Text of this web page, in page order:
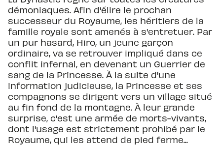
démoniaques. Afin d'élire le prochan
successeur du Royaume, les héritiers de la
famille royale sont amenés à s'entretuer. Par
un pur hasard, Hiro, un jeune garçon
ordinaire, va se retrouver impliqué dans ce
conflit infernal, en devenant un Guerrier de
sang de la Princesse. À la suite d'une
information judicieuse, la Princesse et ses
compagnons se dirigent vers un village situé
au fin fond de la montagne. À leur grande
surprise, c'est une armée de morts-vivants,
dont l'usage est strictement prohibé par le
Royaume, qui les attend de pied ferme...